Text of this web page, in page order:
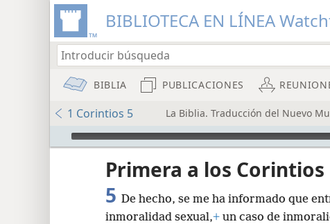
BIBLIOTECA EN LÍNEA
BIBLIA PUBLICACIONES
1 Corintios 5 La Biblia. Traducción del Nuevo
Audio Player
Primera a los Corintios
5 De hecho, se me ha informado que
inmoralidad sexual,+ un caso de